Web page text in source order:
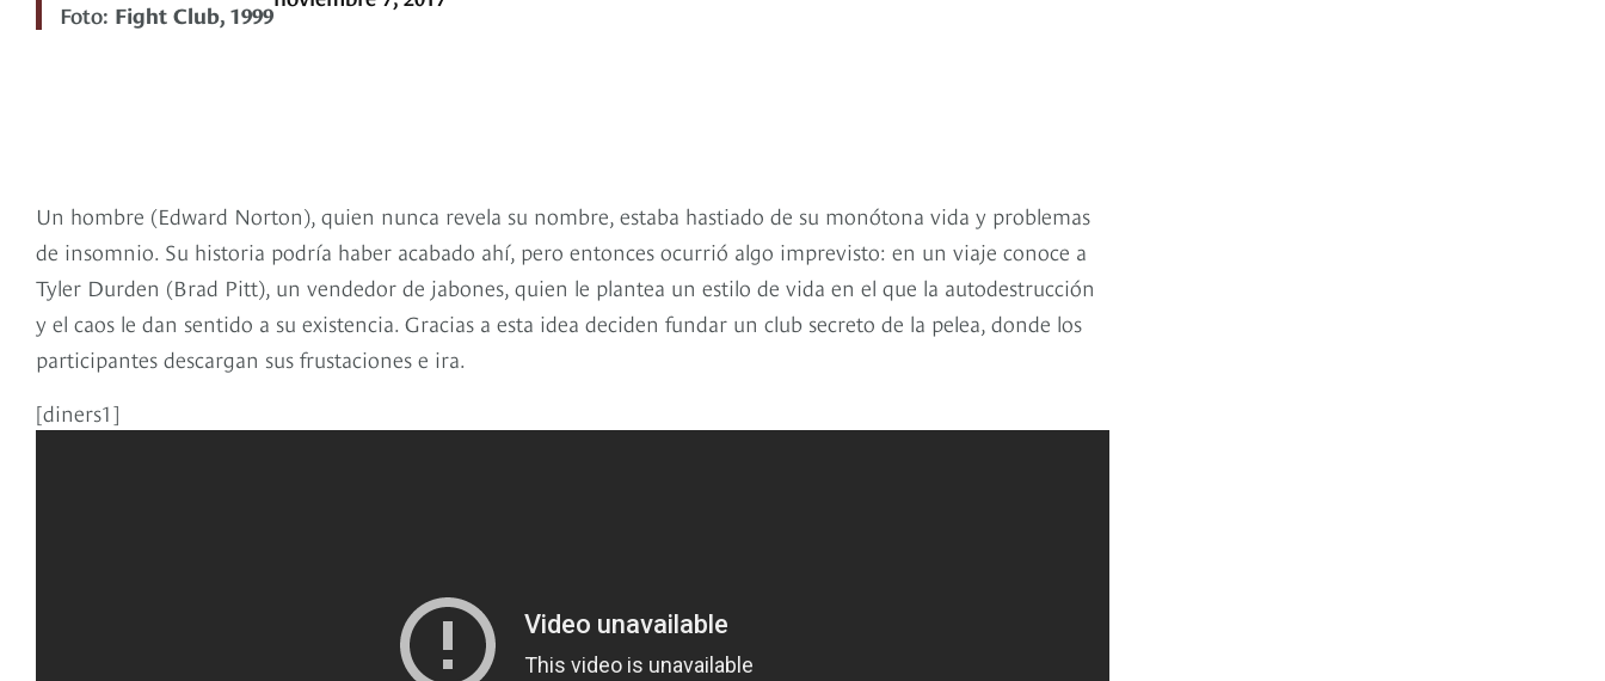
Foto: Fight Club, 1999
Un hombre (Edward Norton), quien nunca revela su nombre, estaba hastiado de su monótona vida y problemas
de insomnio. Su historia podría haber acabado ahí, pero entonces ocurrió algo imprevisto: en un viaje conoce a
Tyler Durden (Brad Pitt), un vendedor de jabones, quien le plantea un estilo de vida en el que la autodestrucción
y el caos le dan sentido a su existencia. Gracias a esta idea deciden fundar un club secreto de la pelea, donde los
participantes descargan sus frustaciones e ira.
[diners1]